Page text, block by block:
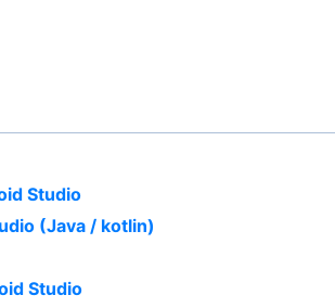
Studio
(Java / kotlin)
Studio